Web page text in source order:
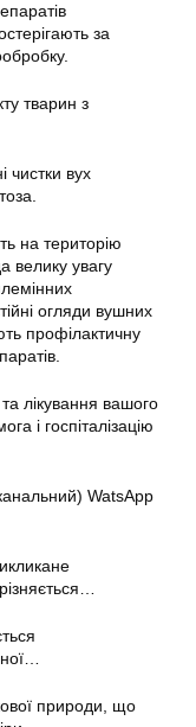
за
тварин з
чистки вух
на територію
велику увагу
огляди вушних
профілактичну
лікування вашого
і госпіталізацію
WatsApp
природи, що